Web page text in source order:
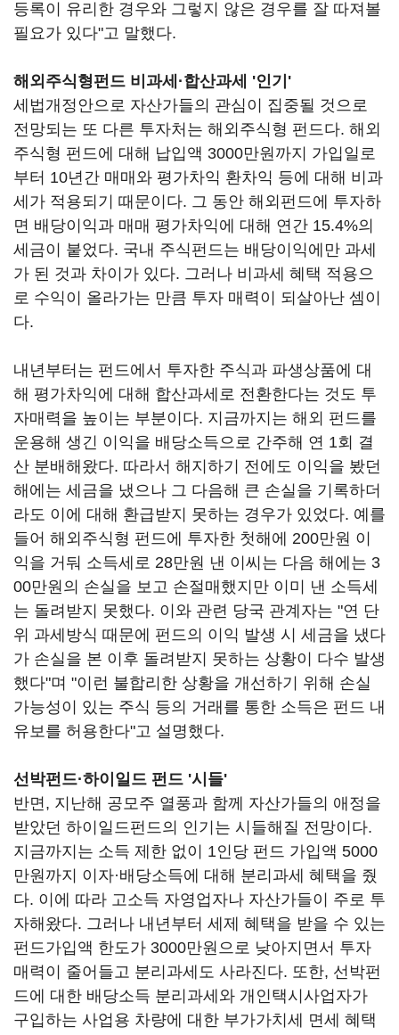
등록이 유리한 경우와 그렇지 않은 경우를 잘 따져볼
필요가 있다"고 말했다.
해외주식형펀드 비과세·합산과세 '인기'
세법개정안으로 자산가들의 관심이 집중될 것으로
전망되는 또 다른 투자처는 해외주식형 펀드다. 해외
주식형 펀드에 대해 납입액 3000만원까지 가입일로
부터 10년간 매매와 평가차익 환차익 등에 대해 비과
세가 적용되기 때문이다. 그 동안 해외펀드에 투자하
면 배당이익과 매매 평가차익에 대해 연간 15.4%의
세금이 붙었다. 국내 주식펀드는 배당이익에만 과세
가 된 것과 차이가 있다. 그러나 비과세 혜택 적용으
로 수익이 올라가는 만큼 투자 매력이 되살아난 셈이
다.
내년부터는 펀드에서 투자한 주식과 파생상품에 대
해 평가차익에 대해 합산과세로 전환한다는 것도 투
자매력을 높이는 부분이다. 지금까지는 해외 펀드를
운용해 생긴 이익을 배당소득으로 간주해 연 1회 결
산 분배해왔다. 따라서 해지하기 전에도 이익을 봤던
해에는 세금을 냈으나 그 다음해 큰 손실을 기록하더
라도 이에 대해 환급받지 못하는 경우가 있었다. 예를
들어 해외주식형 펀드에 투자한 첫해에 200만원 이
익을 거둬 소득세로 28만원 낸 이씨는 다음 해에는 3
00만원의 손실을 보고 손절매했지만 이미 낸 소득세
는 돌려받지 못했다. 이와 관련 당국 관계자는 "연 단
위 과세방식 때문에 펀드의 이익 발생 시 세금을 냈다
가 손실을 본 이후 돌려받지 못하는 상황이 다수 발생
했다"며 "이런 불합리한 상황을 개선하기 위해 손실
가능성이 있는 주식 등의 거래를 통한 소득은 펀드 내
유보를 허용한다"고 설명했다.
선박펀드·하이일드 펀드 '시들'
반면, 지난해 공모주 열풍과 함께 자산가들의 애정을
받았던 하이일드펀드의 인기는 시들해질 전망이다.
지금까지는 소득 제한 없이 1인당 펀드 가입액 5000
만원까지 이자·배당소득에 대해 분리과세 혜택을 줬
다. 이에 따라 고소득 자영업자나 자산가들이 주로 투
자해왔다. 그러나 내년부터 세제 혜택을 받을 수 있는
펀드가입액 한도가 3000만원으로 낮아지면서 투자
매력이 줄어들고 분리과세도 사라진다. 또한, 선박펀
드에 대한 배당소득 분리과세와 개인택시사업자가
구입하는 사업용 차량에 대한 부가가치세 면세 혜택